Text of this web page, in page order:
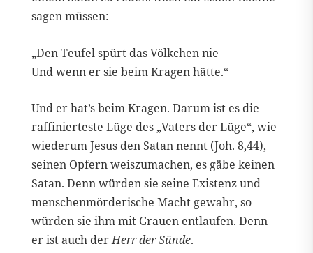
sagen müssen:
„Den Teufel spürt das Völkchen nie
Und wenn er sie beim Kragen hätte.“
Und er hat’s beim Kragen. Darum ist es die
raffinierteste Lüge des „Vaters der Lüge“, wie
wiederum Jesus den Satan nennt (Joh. 8,44),
seinen Opfern weiszumachen, es gäbe keinen
Satan. Denn würden sie seine Existenz und
menschenmörderische Macht gewahr, so
würden sie ihm mit Grauen entlaufen. Denn
er ist auch derHerr der Sünde.